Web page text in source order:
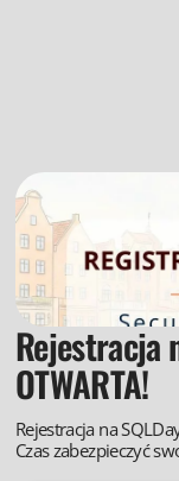
Rejestracja
OTWARTA!
Rejestracja na
Czas zabezpieczyć